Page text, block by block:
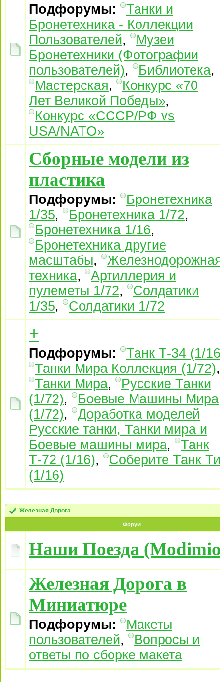
Подфорумы:
Танки и
Бронетехника - Коллекции
Пользователей,
Музеи
Бронетехники (Фотографии
пользователей), Библиотека,
Мастерская,
Конкурс «70
Лет Великой Победы»,
Конкурс «СССР/РФ vs
USA/NATO»
Сборные модели из
пластика
Подфорумы:
Бронетехника
1/35, Бронетехника 1/72,
Бронетехника 1/16,
Бронетехника другие
масштабы,
техника,
Артиллерия и
пулеметы 1/72,
Солдатики
1/35, Солдатики 1/72
+
Подфорумы:
Танк Т-34 (1/
Танки Мира Коллекция (1/72),
Танки Мира,
Русские Танки
(1/72),
Боевые Машины Мира
(1/72),
Доработка моделей
Русские танки, Танки мира и
Боевые машины мира,
Танк
Т-72 (1/16),
Соберите Танк
(1/16)
Железная Дорога
Форум
Наши Поезда
Железная Дорога в
Миниатюре
Подфорумы:
Макеты
пользователей,
Вопросы и
ответы по сборке макета